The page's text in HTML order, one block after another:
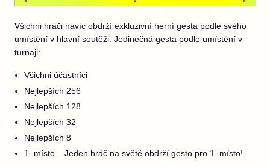
Všichni hráči navíc obdrží exkluzivní herní gesta podle svého
umístění v hlavní soutěži. Jedinečná gesta podle umístění v
turnaji:
Všichni účastníci
Nejlepších 256
Nejlepších 128
Nejlepších 32
Nejlepších 8
1. místo – Jeden hráč na světě obdrží gesto pro 1. místo!